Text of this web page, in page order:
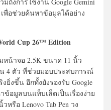
เพื่อช่วยค้นหาข้อมูลได้อย่าง
Cup 26™ Edition
หน้าจอ 2.5K ขนาด 11 นิ้ว
4 ตัว ที่ช่วยมอบประสบการณ์
งขึ้น อีกทั้งยังรองรับ Google
ข้อมูลบนแท็บเล็ตเป็นเรื่องง่าย
รือ Lenovo Tab Pen วง